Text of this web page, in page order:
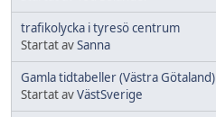
trafikolycka i tyresö centrum
Startat avSanna
Gamla tidtabeller (Västra Götaland)
Startat avVästSverige